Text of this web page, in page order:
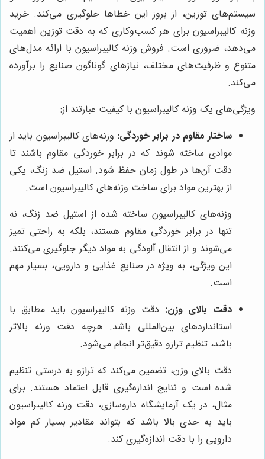
سیستم‌های توزین، از بروز این خطاها جلوگیری می‌کند. خرید
وزنه کالیبراسیون برای هر کسب‌وکاری که به دقت توزین اهمیت
می‌دهد، ضروری است. فروش وزنه کالیبراسیون با ارائه مدل‌های
متنوع و ظرفیت‌های مختلف، نیازهای گوناگون صنایع را برآورده
می‌کند.
ویژگی‌های یک وزنه کالیبراسیون با کیفیت عبارتند از:
ساختار مقاوم در برابر خوردگی: وزنه‌های کالیبراسیون باید از
موادی ساخته شوند که در برابر خوردگی مقاوم باشند تا
دقت آن‌ها در طول زمان حفظ شود. استیل ضد زنگ، یکی
از بهترین مواد برای ساخت وزنه‌های کالیبراسیون است.
وزنه‌های کالیبراسیون ساخته شده از استیل ضد زنگ، نه
تنها در برابر خوردگی مقاوم هستند، بلکه به راحتی تمیز
می‌شوند و از انتقال آلودگی به مواد دیگر جلوگیری می‌کنند.
این ویژگی، به ویژه در صنایع غذایی و دارویی، بسیار مهم
است.
دقت بالای وزن: دقت وزنه کالیبراسیون باید مطابق با
استانداردهای بین‌المللی باشد. هرچه دقت وزنه بالاتر
باشد، تنظیم ترازو دقیق‌تر انجام می‌شود.
دقت بالای وزن، تضمین می‌کند که ترازو به درستی تنظیم
شده است و نتایج اندازه‌گیری قابل اعتماد هستند. برای
مثال، در یک آزمایشگاه داروسازی، دقت وزنه کالیبراسیون
باید به حدی بالا باشد که بتواند مقادیر بسیار کم مواد
دارویی را با دقت اندازه‌گیری کند.